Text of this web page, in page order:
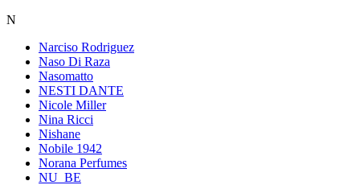
N
Narciso Rodriguez
Naso Di Raza
Nasomatto
NESTI DANTE
Nicole Miller
Nina Ricci
Nishane
Nobile 1942
Norana Perfumes
NU_BE